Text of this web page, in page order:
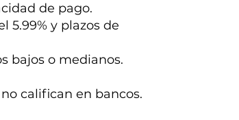
de pago.
5.99% y plazos de
bajos o medianos.
califican en bancos.